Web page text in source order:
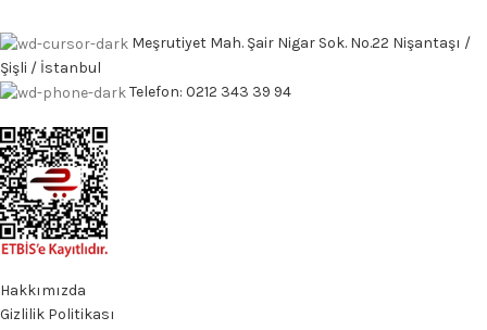
Meşrutiyet Mah. Şair Nigar Sok. No.22 Nişantaşı /
Şişli / İstanbul
Telefon: 0212 343 39 94
Hakkımızda
Gizlilik Politikası